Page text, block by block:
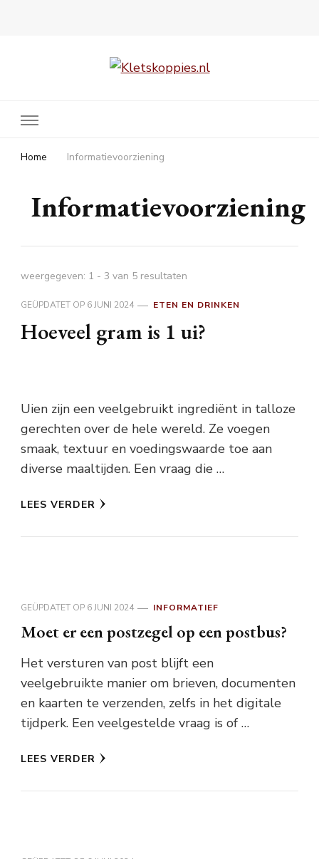
Home Informatievoorziening
Informatievoorziening
weergegeven: 1 - 3 van 5 resultaten
GEÜPDATET OP 6 JUNI 2024 ETEN EN DRINKEN
Hoeveel gram is 1 ui?
Uien zijn een veelgebruikt ingrediënt in talloze
gerechten over de hele wereld. Ze voegen
smaak, textuur en voedingswaarde toe aan
diverse maaltijden. Een vraag die …
LEES VERDER
GEÜPDATET OP 6 JUNI 2024 INFORMATIEF
Moet er een postzegel op een postbus?
Het versturen van post blijft een
veelgebruikte manier om brieven, documenten
en kaarten te verzenden, zelfs in het digitale
tijdperk. Een veelgestelde vraag is of …
LEES VERDER